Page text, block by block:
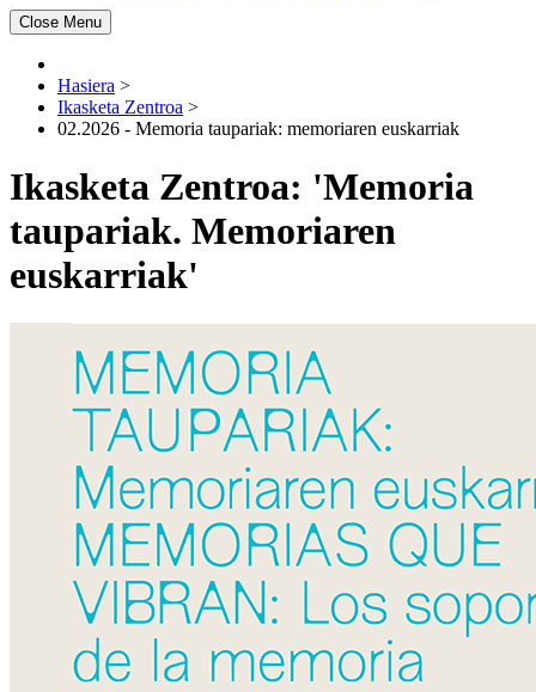
Close Menu
Hasiera >
Ikasketa Zentroa >
02.2026 - Memoria taupariak: memoriaren euskarriak
Ikasketa Zentroa: 'Memoria
taupariak. Memoriaren
euskarriak'